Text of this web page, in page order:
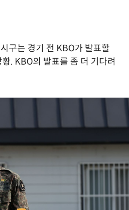
구는 경기 전 KBO가 발표할
. KBO의 발표를 좀 더 기다려